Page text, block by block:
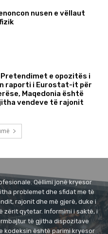
nusen e vëllaut
Pretendimet e opozitës i
raporti i Eurostat-it për
Maqedonia është
vendeve të rajonit
Qëllimi jonë kryesor
problemet dhe sfidat me të
rajonit dhe më gjerë, duke i
zërit qytetar. Informimi i saktë, i
të gjitha dispozitave
kodeksin është parimi kryesor